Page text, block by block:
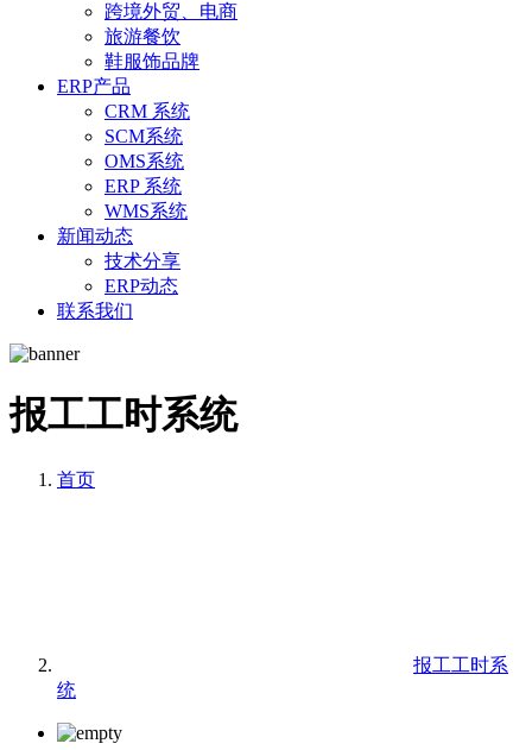
跨境外贸、电商
旅游餐饮
鞋服饰品牌
ERP产品
CRM 系统
SCM系统
OMS系统
ERP 系统
WMS系统
新闻动态
技术分享
ERP动态
联系我们
报工工时系统
首页
报工工时系
统